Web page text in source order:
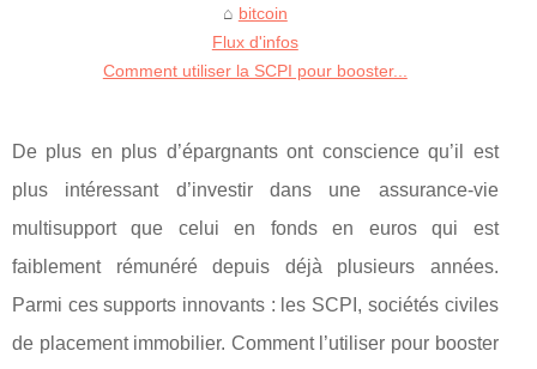
bitcoin
Flux d'infos
Comment utiliser la SCPI pour booster...
De plus en plus d’épargnants ont conscience qu’il est
plus intéressant d’investir dans une assurance-vie
multisupport que celui en fonds en euros qui est
faiblement rémunéré depuis déjà plusieurs années.
Parmi ces supports innovants : les SCPI, sociétés civiles
de placement immobilier. Comment l’utiliser pour booster